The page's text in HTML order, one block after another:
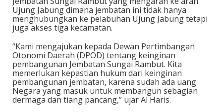
Ujung Jabung dimana jembatan ini tidak hanya
menghubungkan ke pelabuhan Ujung Jabung tetapi
juga akses tiga kecamatan.
“Kami mengajukan kepada Dewan Pertimbangan
Otonomi Daerah (DPOD) tentang keinginan
pembangunan Jembatan Sungai Rambut. Kita
memerlukan kepastian hukum dari keinginan
pembangunan jembatan, karena sudah ada uang
Negara yang masuk untuk membangun sebagian
dermaga dan tiang pancang,” ujar Al Haris.